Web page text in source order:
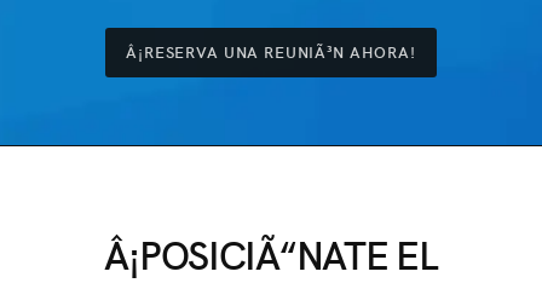
Â¡RESERVA UNA REUNIÃ³N AHORA!
Â¡POSICIÃ“NATE EL